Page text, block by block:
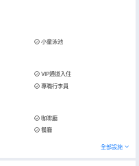
小童泳池
VIP通道入住
專職行李員
咖啡廳
餐廳
全部設施